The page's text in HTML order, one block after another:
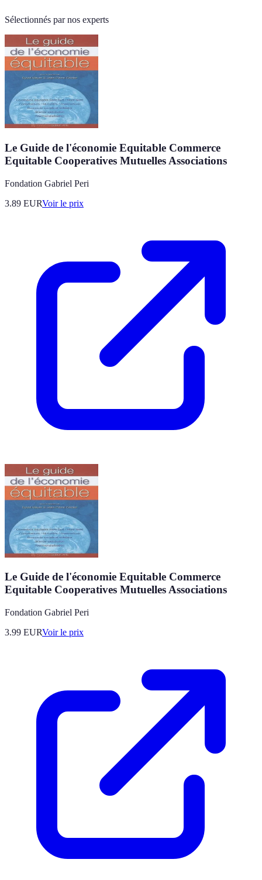
Sélectionnés par nos experts
Le Guide de l'économie Equitable Commerce
Equitable Cooperatives Mutuelles Associations
Fondation Gabriel Peri
3.89 EURVoir le prix
Le Guide de l'économie Equitable Commerce
Equitable Cooperatives Mutuelles Associations
Fondation Gabriel Peri
3.99 EURVoir le prix